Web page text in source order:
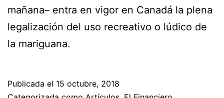
mañana– entra en vigor en Canadá la plena
legalización del uso recreativo o lúdico de
la mariguana.
Publicada el 15 octubre, 2018